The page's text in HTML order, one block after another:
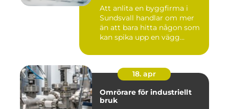
Att anlita en byggfirma i
Sundsvall handlar om mer
än att bara hitta någon som
kan spika upp en vägg...
18. apr
Omrörare för industriellt
bruk